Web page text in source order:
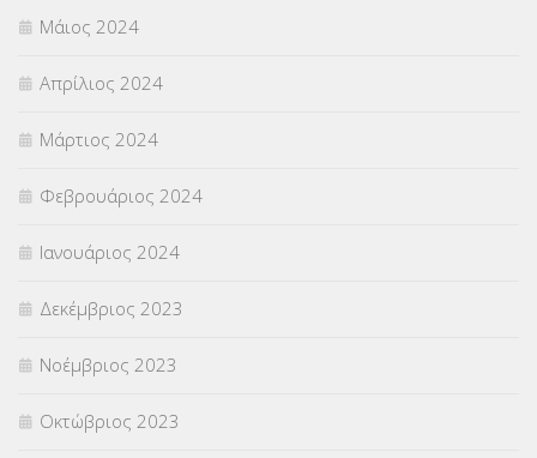
Μάιος 2024
Απρίλιος 2024
Μάρτιος 2024
Φεβρουάριος 2024
Ιανουάριος 2024
Δεκέμβριος 2023
Νοέμβριος 2023
Οκτώβριος 2023